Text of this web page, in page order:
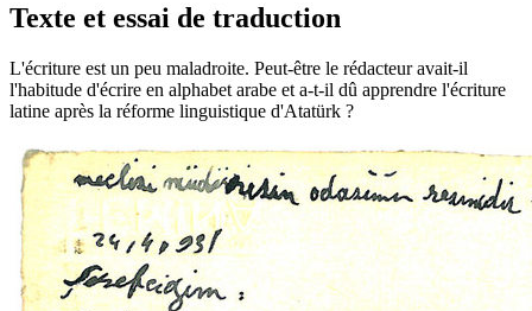
Texte et essai de traduction
L'écriture est un peu maladroite. Peut-être le rédacteur avait-il
l'habitude d'écrire en alphabet arabe et a-t-il dû apprendre l'écriture
latine après la réforme linguistique d'Atatürk ?